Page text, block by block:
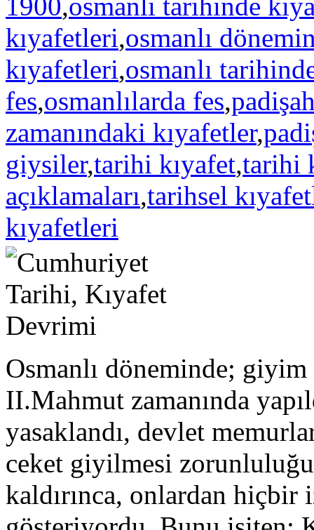
kıyafetleri,osmanlı
kıyafetleri,osmanlı
fes,osmanlılarda fes,
zamanındaki kıyafetler,
giysiler,tarihi kıyafet,tarihi
açıklamaları,tarihsel
kıyafetleri
Osmanlı döneminde;
II.Mahmut zamanında
yasaklandı, devlet
ceket giyilmesi
kaldırınca, onlardan hiçbir